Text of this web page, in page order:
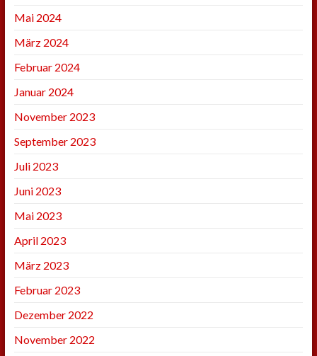
Mai 2024
März 2024
Februar 2024
Januar 2024
November 2023
September 2023
Juli 2023
Juni 2023
Mai 2023
April 2023
März 2023
Februar 2023
Dezember 2022
November 2022